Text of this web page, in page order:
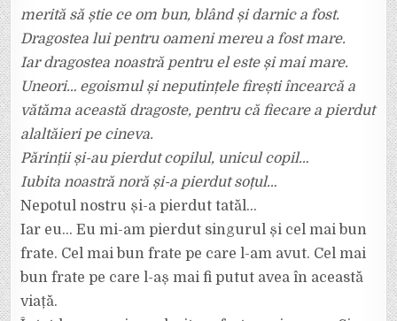
merită să știe ce om bun, blând și darnic a fost.
Dragostea lui pentru oameni mereu a fost mare.
Iar dragostea noastră pentru el este și mai mare.
Uneori… egoismul și neputințele firești încearcă a
vătăma această dragoste, pentru că fiecare a pierdut
alaltăieri pe cineva.
Părinții și-au pierdut copilul, unicul copil…
Iubita noastră noră și-a pierdut soțul…
Nepotul nostru și-a pierdut tatăl…
Iar eu… Eu mi-am pierdut singurul și cel mai bun
frate. Cel mai bun frate pe care l-am avut. Cel mai
bun frate pe care l-aș mai fi putut avea în această
viață.